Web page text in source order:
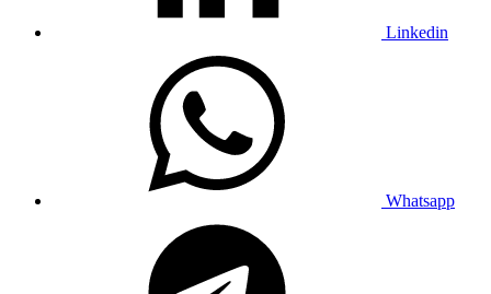
Linkedin
Whatsapp